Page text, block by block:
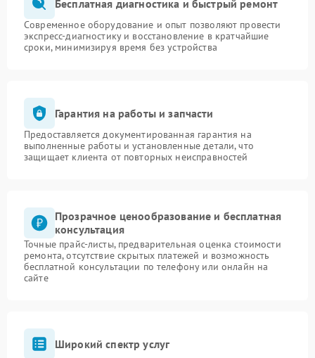
Бесплатная диагностика и быстрый ремонт
Современное оборудование и опыт позволяют провести
экспресс-диагностику и восстановление в кратчайшие
сроки, минимизируя время без устройства
Гарантия на работы и запчасти
Предоставляется документированная гарантия на
выполненные работы и установленные детали, что
защищает клиента от повторных неисправностей
Прозрачное ценообразование и бесплатная
консультация
Точные прайс-листы, предварительная оценка стоимости
ремонта, отсутствие скрытых платежей и возможность
бесплатной консультации по телефону или онлайн на
сайте
Широкий спектр услуг